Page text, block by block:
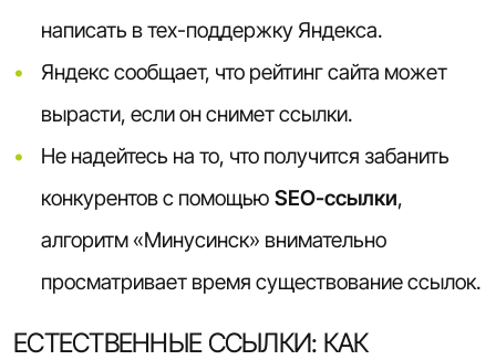
написать в тех-поддержку Яндекса.
Яндекс сообщает, что рейтинг сайта может
вырасти, если он снимет ссылки.
Не надейтесь на то, что получится забанить
конкурентов с помощью SEO-cсылки,
алгоритм «Минусинск» внимательно
просматривает время существование ссылок.
ЕСТЕСТВЕННЫЕ ССЫЛКИ: КАК